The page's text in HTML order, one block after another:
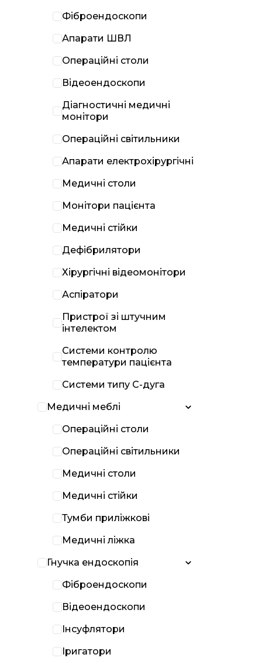
Фіброендоскопи
Апарати ШВЛ
Операційні столи
Відеоендоскопи
Діагностичні медичні
монітори
Операційні світильники
Апарати електрохірургічні
Медичні столи
Монітори пацієнта
Медичні стійки
Дефібрилятори
Хірургічні відеомонітори
Аспіратори
Пристрої зі штучним
інтелектом
Системи контролю
температури пацієнта
Системи типу С-дуга
Медичні меблі
Операційні столи
Операційні світильники
Медичні столи
Медичні стійки
Тумби приліжкові
Медичні ліжка
Гнучка ендоскопія
Фіброендоскопи
Відеоендоскопи
Інсуфлятори
Іригатори